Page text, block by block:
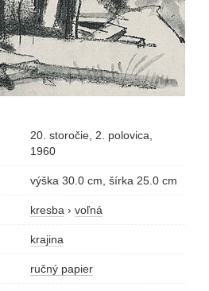
20. storočie, 2. polovica,
1960
výška 30.0 cm, šírka 25.0 cm
kresba › voľná
krajina
ručný papier